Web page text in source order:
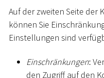
Auf der zweiten Seite
können Sie
Einstellungen sind
Einschränkungen:
den Zugriff auf den